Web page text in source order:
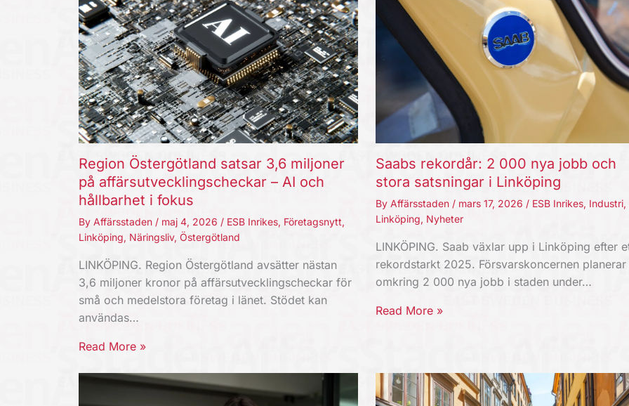
Region Östergötland satsar 3,6 miljoner
på affärsutvecklingscheckar – AI och
hållbarhet i fokus
By Affärsstaden / maj 4, 2026 / ESB Inrikes, Företagsnytt,
Linköping, Näringsliv, Östergötland
LINKÖPING. Region Östergötland avsätter nästan
3,6 miljoner kronor på affärsutvecklingscheckar för
små och medelstora företag i länet. Stödet kan
användas…
Read More »
Saabs rekordår: 2 000 nya jobb och
stora satsningar i Linköping
By Affärsstaden / mars 17, 2026 / ESB Inrikes, Industri,
Linköping, Nyheter
LINKÖPING. Saab växlar upp i Linköping efter
rekordstarkt 2025. Försvarskoncernen planerar
omkring 2 000 nya jobb i staden under…
Read More »